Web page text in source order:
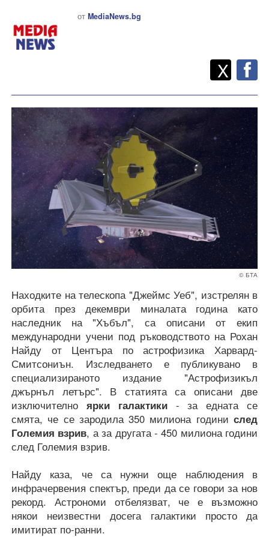
от MediaNews.bg
Споделете
X
© БТА
Находките на телескопа "Джеймс Уеб", изстрелян в
орбита през декември миналата година като
наследник на "Хъбъл", са описани от екип
международни учени под ръководството на Рохан
Найду от Центъра по астрофизика Харвард-
Смитсониън. Изследването е публикувано в
специализираното издание "Астрофизикъл
джърнъл летърс". В статията са описани две
изключително ярки галактики - за едната се
смята, че се зародила 350 милиона години след
Големия взрив, а за другата - 450 милиона години
след Големия взрив.
Найду каза, че са нужни още наблюдения в
инфрачервения спектър, преди да се говори за нов
рекорд. Астрономи отбелязват, че е възможно
някои неизвестни досега галактики просто да
имитират по-ранни.